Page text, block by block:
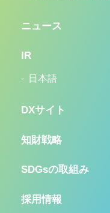
ニュース
IR
日本語
DXサイト
知財戦略
SDGsの取組み
採用情報